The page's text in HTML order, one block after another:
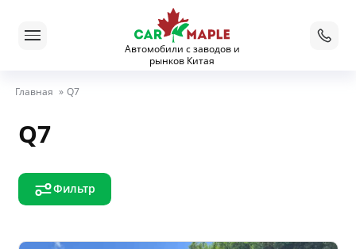
Автомобили с заводов и
рынков Китая
Главная » Q7
Q7
Фильтр